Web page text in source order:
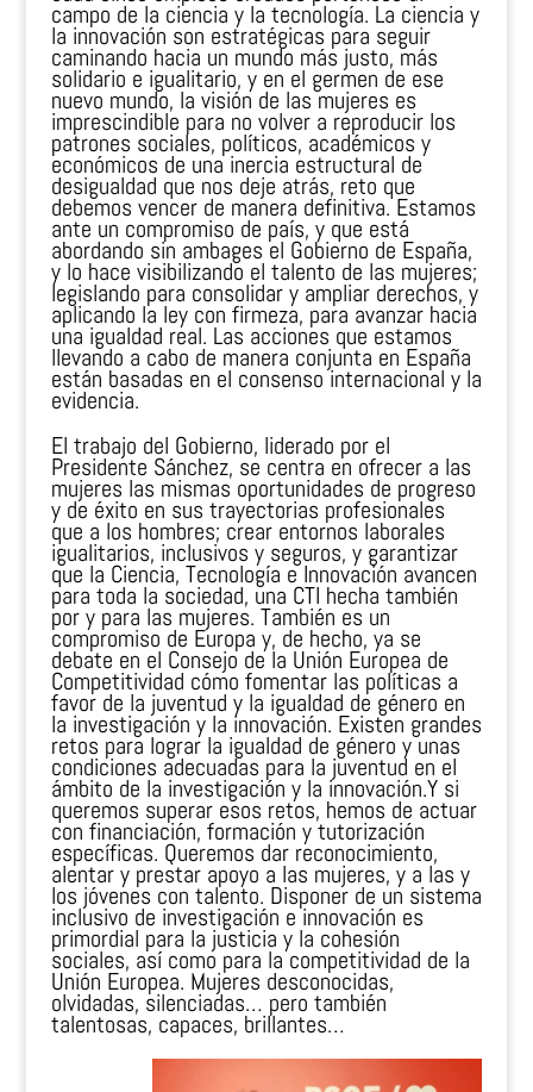
campo de la ciencia y la tecnología. La ciencia y
la innovación son estratégicas para seguir
caminando hacia un mundo más justo, más
solidario e igualitario, y en el germen de ese
nuevo mundo, la visión de las mujeres es
imprescindible para no volver a reproducir los
patrones sociales, políticos, académicos y
económicos de una inercia estructural de
desigualdad que nos deje atrás, reto que
debemos vencer de manera definitiva. Estamos
ante un compromiso de país, y que está
abordando sin ambages el Gobierno de España,
y lo hace visibilizando el talento de las mujeres;
legislando para consolidar y ampliar derechos, y
aplicando la ley con firmeza, para avanzar hacia
una igualdad real. Las acciones que estamos
llevando a cabo de manera conjunta en España
están basadas en el consenso internacional y la
evidencia.
El trabajo del Gobierno, liderado por el
Presidente Sánchez, se centra en ofrecer a las
mujeres las mismas oportunidades de progreso
y de éxito en sus trayectorias profesionales
que a los hombres; crear entornos laborales
igualitarios, inclusivos y seguros, y garantizar
que la Ciencia, Tecnología e Innovación avancen
para toda la sociedad, una CTI hecha también
por y para las mujeres. También es un
compromiso de Europa y, de hecho, ya se
debate en el Consejo de la Unión Europea de
Competitividad cómo fomentar las políticas a
favor de la juventud y la igualdad de género en
la investigación y la innovación. Existen grandes
retos para lograr la igualdad de género y unas
condiciones adecuadas para la juventud en el
ámbito de la investigación y la innovación.Y si
queremos superar esos retos, hemos de actuar
con financiación, formación y tutorización
específicas. Queremos dar reconocimiento,
alentar y prestar apoyo a las mujeres, y a las y
los jóvenes con talento. Disponer de un sistema
inclusivo de investigación e innovación es
primordial para la justicia y la cohesión
sociales, así como para la competitividad de la
Unión Europea. Mujeres desconocidas,
olvidadas, silenciadas… pero también
talentosas, capaces, brillantes…